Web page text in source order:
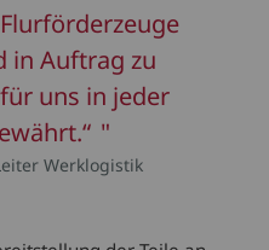
in Auftrag zu
uns in jeder
Werklogistik